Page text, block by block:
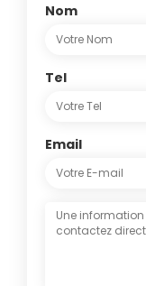
Nom
Tel
Email